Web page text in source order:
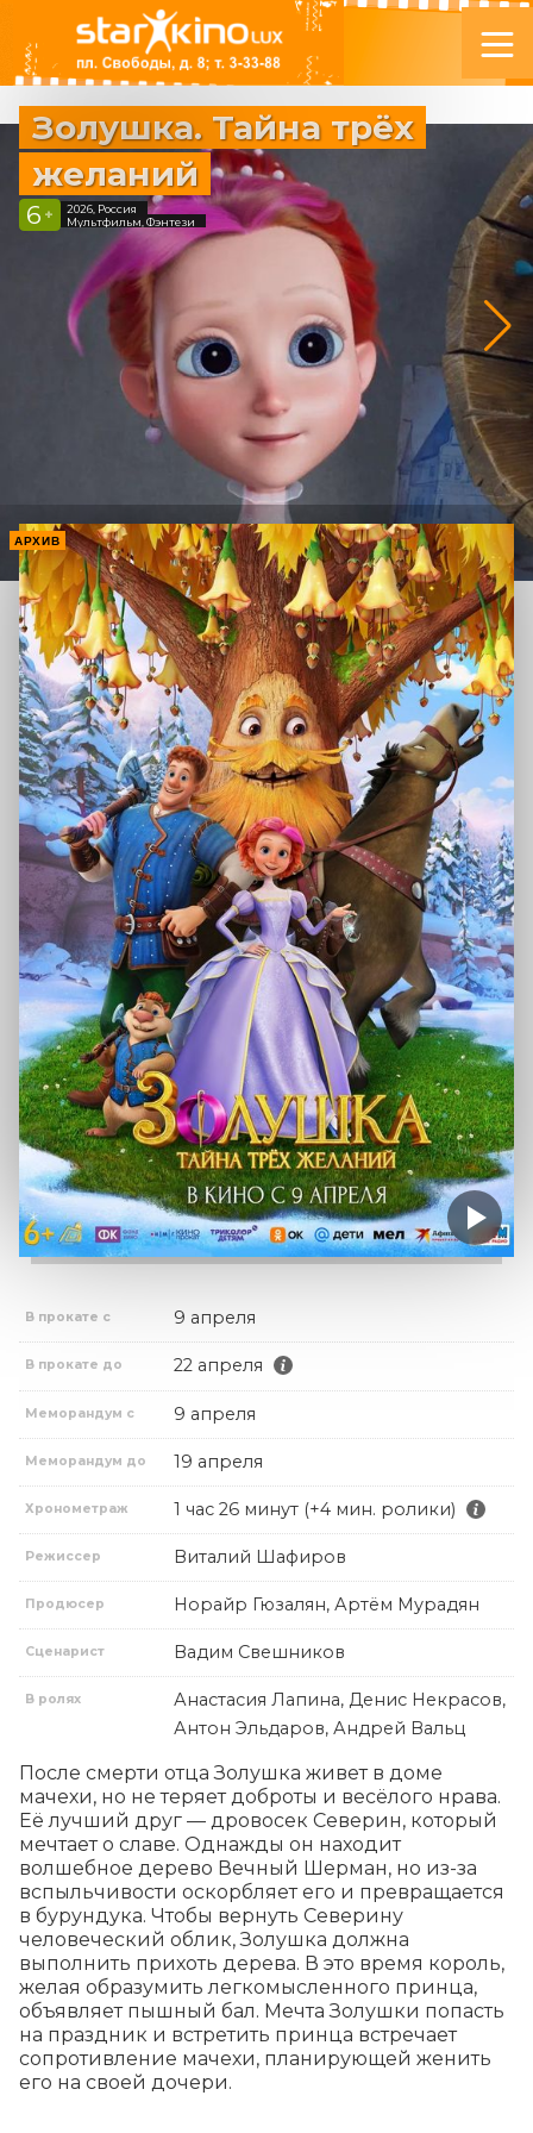
Золушка. Тайна трёх
желаний
6 +
2026, Россия
Мультфильм, Фэнтези
АРХИВ
В прокате с 9 апреля
В прокате до 22 апреля
Меморандум с 9 апреля
Меморандум до 19 апреля
Хронометраж 1 час 26 минут (+4 мин. ролики)
Режиссер Виталий Шафиров
Продюсер Норайр Гюзалян, Артём Мурадян
Сценарист Вадим Свешников
В ролях
Анастасия Лапина, Денис Некрасов,
Антон Эльдаров, Андрей Вальц
После смерти отца Золушка живет в доме
мачехи, но не теряет доброты и весёлого нрава.
Её лучший друг — дровосек Северин, который
мечтает о славе. Однажды он находит
волшебное дерево Вечный Шерман, но из-за
вспыльчивости оскорбляет его и превращается
в бурундука. Чтобы вернуть Северину
человеческий облик, Золушка должна
выполнить прихоть дерева. В это время король,
желая образумить легкомысленного принца,
объявляет пышный бал. Мечта Золушки попасть
на праздник и встретить принца встречает
сопротивление мачехи, планирующей женить
его на своей дочери.